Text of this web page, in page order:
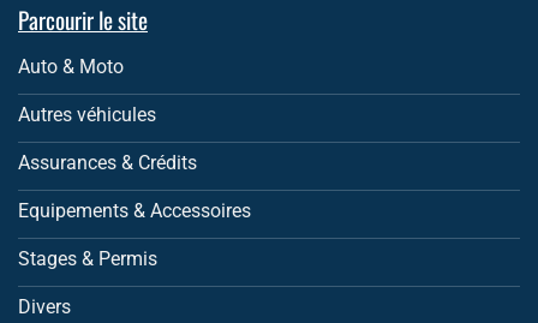
Parcourir le site
Auto & Moto
Autres véhicules
Assurances & Crédits
Equipements & Accessoires
Stages & Permis
Divers